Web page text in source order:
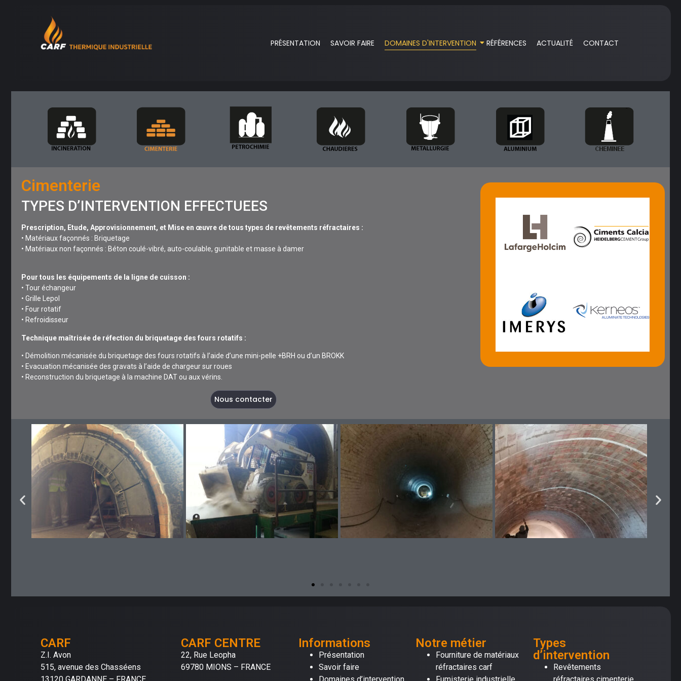
PRÉSENTATION SAVOIR FAIRE DOMAINES D'INTERVENTION RÉFÉRENCES ACTUALITÉ CONTACT
Cimenterie
TYPES D’INTERVENTION EFFECTUEES
Prescription, Etude, Approvisionnement, et Mise en œuvre de tous types de revêtements réfractaires :
• Matériaux façonnés : Briquetage
• Matériaux non façonnés : Béton coulé-vibré, auto-coulable, gunitable et masse à damer
Pour tous les équipements de la ligne de cuisson :
• Tour échangeur
• Grille Lepol
• Four rotatif
• Refroidisseur
Technique maîtrisée de réfection du briquetage des fours rotatifs :
• Démolition mécanisée du briquetage des fours rotatifs à l’aide d’une mini-pelle +BRH ou d’un BROKK
• Evacuation mécanisée des gravats à l’aide de chargeur sur roues
• Reconstruction du briquetage à la machine DAT ou aux vérins.
Nous contacter
CARF
Z.I. Avon
515, avenue des Chasséens
13120 GARDANNE – FRANCE
CARF CENTRE
22, Rue Leopha
69780 MIONS – FRANCE
Informations
Présentation
Savoir faire
Domaines d’intervention
Notre métier
Fourniture de matériaux
réfractaires carf
Fumisterie industrielle
Types
d’intervention
Revêtements
réfractaires cimenterie